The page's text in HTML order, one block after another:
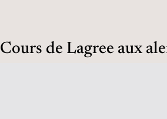
Cours de Lagree aux